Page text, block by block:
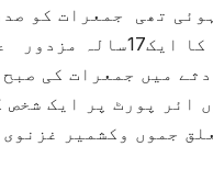
تھی جمعرات کو
توڑ بیٹھی۔وسطی کشمیر
میں جمعرات کی
ائر پورٹ پر ایک
جموں وکشمیر غزنوی